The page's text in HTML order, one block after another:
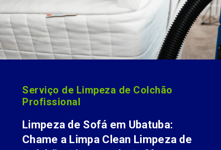
Serviço de Limpeza de Colchão
Profissional
Limpeza de Sofá em Ubatuba:
Chame a Limpa Clean Limpeza de